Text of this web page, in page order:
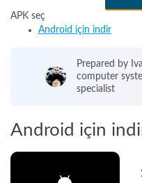
APK seç
Android için indir
Prepared by
computer
specialist
Android için